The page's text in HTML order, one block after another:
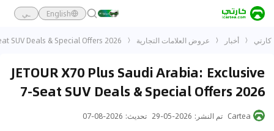
English ـي
كارتي أخبار عروض العلامات التجارية SUV Deals & Special Offers 2026
JETOUR X70 Plus Saudi Arabia: Exclusive
7-Seat SUV Deals & Special Offers 2026
Cartea تم النشر :
2026-05-29 تحديث:
2026-08-07